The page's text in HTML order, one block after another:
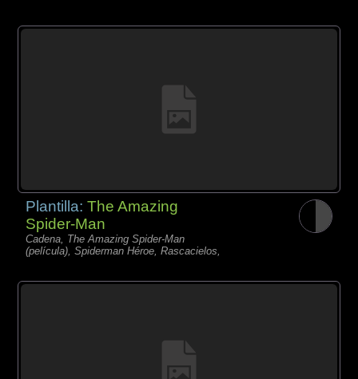
Plantilla:The Amazing
Spider-Man
Cadena, The Amazing Spider-Man
(película), Spiderman Héroe, Rascacielos,